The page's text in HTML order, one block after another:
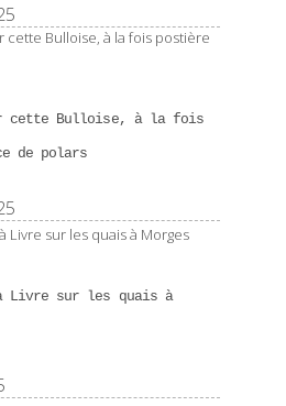
cette Bulloise, à la fois
de polars
Livre sur les quais à